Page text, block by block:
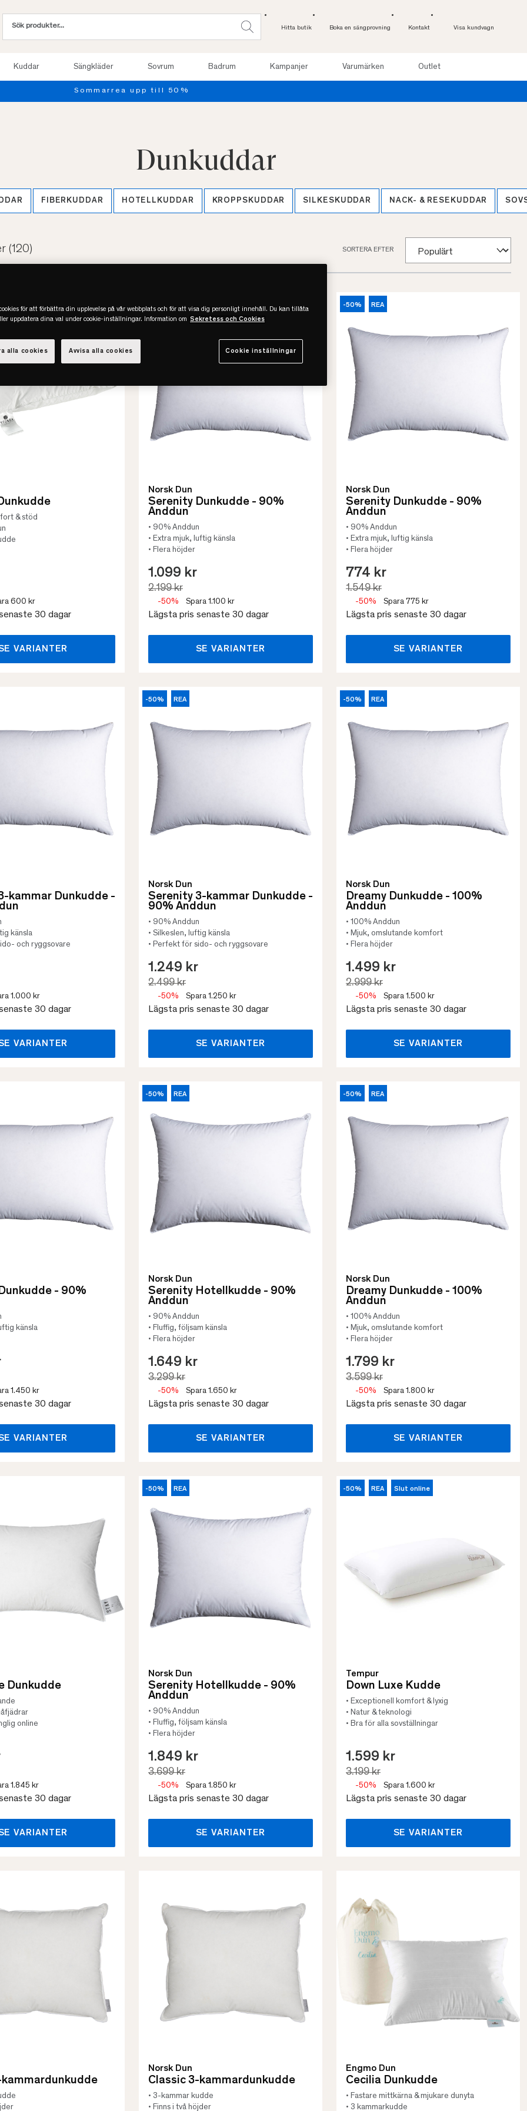
Hitta butik Boka en sängprovning Kontakt Visa kundvagn
Kuddar Sängkläder Sovrum Badrum Kampanjer Varumärken Outlet
Provsov upp till 100 nätter. Läs mer
Dunkuddar
FIBERKUDDAR HOTELLKUDDAR KROPPSKUDDAR SILKESKUDDAR NACK- & RESEKUDDAR
(120) SORTERA EFTER
& stöd
600 kr
30 dagar
VARIANTER
-50% REA
Norsk Dun
Serenity Dunkudde - 90%
Anddun
• 90% Anddun
• Extra mjuk, luftig känsla
• Flera höjder
1.099 kr
2.199 kr
-50% Spara 1.100 kr
Lägsta pris senaste 30 dagar
SE VARIANTER
-50% REA
Norsk Dun
Serenity Dunkudde - 90%
Anddun
• 90% Anddun
• Extra mjuk, luftig känsla
• Flera höjder
774 kr
1.549 kr
-50% Spara 775 kr
Lägsta pris senaste 30 dagar
SE VARIANTER
kammar Dunkudde -
känsla
och ryggsovare
1.000 kr
30 dagar
VARIANTER
-50% REA
Norsk Dun
Serenity 3-kammar Dunkudde -
90% Anddun
• 90% Anddun
• Silkeslen, luftig känsla
• Perfekt för sido- och ryggsovare
1.249 kr
2.499 kr
-50% Spara 1.250 kr
Lägsta pris senaste 30 dagar
SE VARIANTER
-50% REA
Norsk Dun
Dreamy Dunkudde - 100%
Anddun
• 100% Anddun
• Mjuk, omslutande komfort
• Flera höjder
1.499 kr
2.999 kr
-50% Spara 1.500 kr
Lägsta pris senaste 30 dagar
SE VARIANTER
- 90%
känsla
1.450 kr
30 dagar
VARIANTER
-50% REA
Norsk Dun
Serenity Hotellkudde - 90%
Anddun
• 90% Anddun
• Fluffig, följsam känsla
• Flera höjder
1.649 kr
3.299 kr
-50% Spara 1.650 kr
Lägsta pris senaste 30 dagar
SE VARIANTER
-50% REA
Norsk Dun
Dreamy Dunkudde - 100%
Anddun
• 100% Anddun
• Mjuk, omslutande komfort
• Flera höjder
1.799 kr
3.599 kr
-50% Spara 1.800 kr
Lägsta pris senaste 30 dagar
SE VARIANTER
Dunkudde
online
1.845 kr
30 dagar
VARIANTER
-50% REA
Norsk Dun
Serenity Hotellkudde - 90%
Anddun
• 90% Anddun
• Fluffig, följsam känsla
• Flera höjder
1.849 kr
3.699 kr
-50% Spara 1.850 kr
Lägsta pris senaste 30 dagar
SE VARIANTER
-50% REA Slut online
Tempur
Down Luxe Kudde
• Exceptionell komfort & lyxig
• Natur & teknologi
• Bra för alla sovställningar
1.599 kr
3.199 kr
-50% Spara 1.600 kr
Lägsta pris senaste 30 dagar
SE VARIANTER
Norsk Dun
Classic 3-kammardunkudde
• 3-kammar kudde
• Finns i två höjder
Engmo Dun
Cecilia Dunkudde
• Fastare mittkärna & mjukare dunyta
• 3 kammarkudde
för att förbättra din upplevelse på vår webbplats och för att visa dig personligt innehåll. Du kan tillåta
uppdatera dina val under cookie-inställningar. Information om Sekretess och Cookies
Cookie inställningar
Avvisa alla cookies
alla cookies